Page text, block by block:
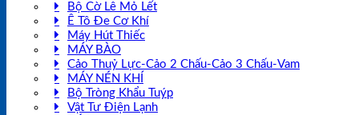
Bộ Cờ Lê Mỏ Lết
Ê Tô Đe Cơ Khí
Máy Hút Thiếc
MÁY BÀO
Cảo Thuỷ Lực-Cảo 2 Chấu-Cảo 3 Chấu-Vam
MÁY NÉN KHÍ
Bộ Tròng Khẩu Tuýp
Vật Tư Điện Lạnh